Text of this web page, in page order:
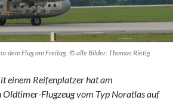
dem Flug am Freitag. © alle Bilder: Thomas Rietig
einem Reifenplatzer hat am
Flugzeug vom Typ Noratlas auf